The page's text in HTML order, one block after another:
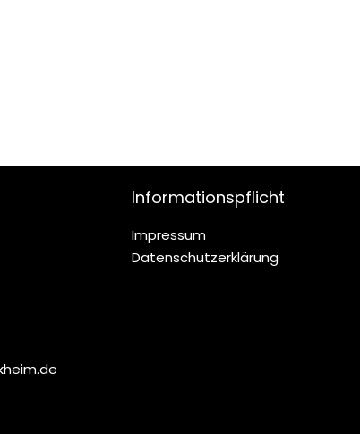
Informationspflicht
Impressum
Datenschutzerklärung